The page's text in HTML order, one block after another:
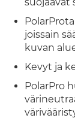
joissain
kuvan
Kevyt ja
PolarPro